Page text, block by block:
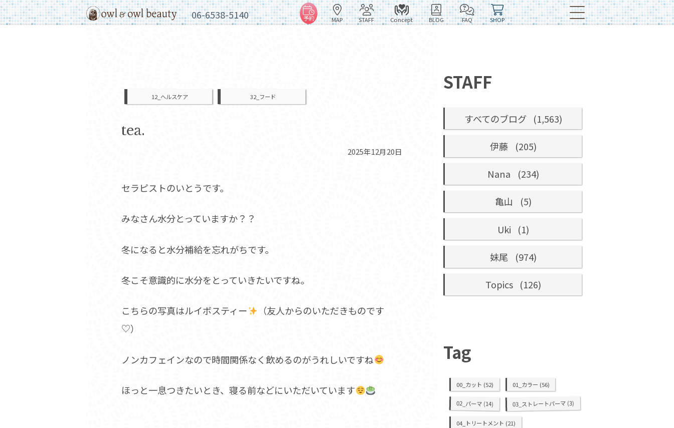
06-6538-5140 予約 MAP STAFF Concept BLOG FAQ SHOP
12_ヘルスケア 32_フード
tea.
2025年12月20日
セラピストのいとうです。
みなさん水分とっていますか？？
冬になると水分補給を忘れがちです。
冬こそ意識的に水分をとっていきたいですね。
こちらの写真はルイボスティー
（友人からのいただきものです
♡）
ノンカフェインなので時間関係なく飲めるのがうれしいですね
ほっと一息つきたいとき、寝る前などにいただいています
STAFF
すべてのブログ (1,563)
伊藤 (205)
Nana (234)
亀山 (5)
Uki (1)
妹尾 (974)
Topics (126)
Tag
00_カット (52) 01_カラー (56)
02_パーマ (14) 03_ストレートパーマ(3)
04_トリートメント (21)